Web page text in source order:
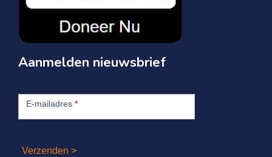
Aanmelden nieuwsbrief
nieuwsbrief
E-mailadres *
Verzenden >